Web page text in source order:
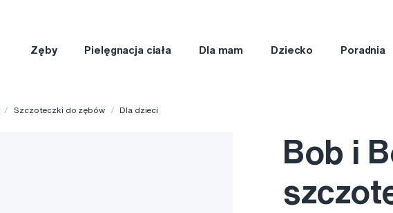
Zęby Pielęgnacja ciała Dla mam Dziecko Poradnia
Szczoteczki do zębów Dla dzieci
Bob i